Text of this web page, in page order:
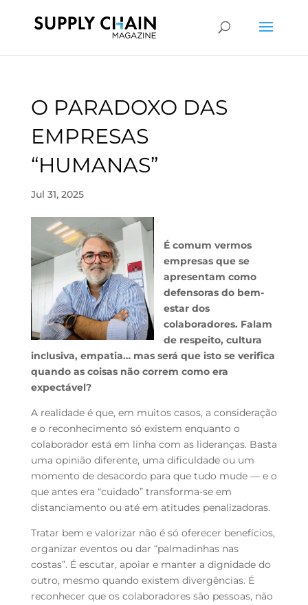
O PARADOXO DAS
EMPRESAS
“HUMANAS”
Jul 31, 2025
É comum vermos
empresas que se
apresentam como
defensoras do bem-
estar dos
colaboradores. Falam
de respeito, cultura
inclusiva, empatia… mas será que isto se verifica
quando as coisas não correm como era
expectável?
A realidade é que, em muitos casos, a consideração
e o reconhecimento só existem enquanto o
colaborador está em linha com as lideranças. Basta
uma opinião diferente, uma dificuldade ou um
momento de desacordo para que tudo mude — e o
que antes era “cuidado” transforma-se em
distanciamento ou até em atitudes penalizadoras.
Tratar bem e valorizar não é só oferecer benefícios,
organizar eventos ou dar “palmadinhas nas
costas”. É escutar, apoiar e manter a dignidade do
outro, mesmo quando existem divergências. É
reconhecer que os colaboradores são pessoas, não